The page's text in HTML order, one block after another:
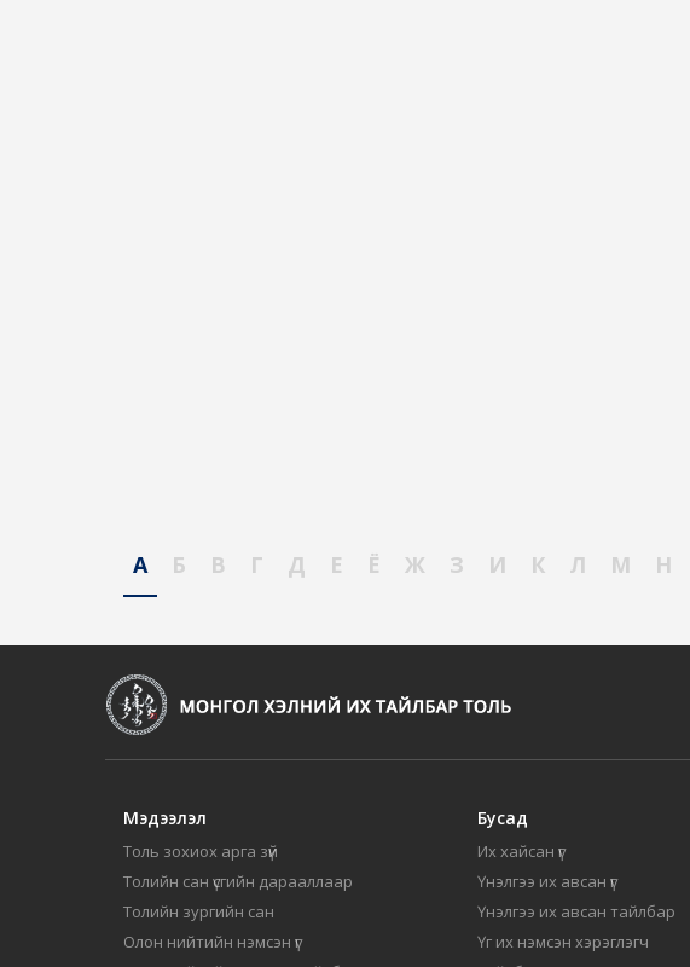
А Б В Г Д Е Ё Ж З И К Л М Н
Мэдээлэл
Толь зохиох арга зүй
Толийн сан үсгийн дарааллаар
Толийн зургийн сан
Олон нийтийн нэмсэн үг
Бусад
Их хайсан үг
Үнэлгээ их авсан үг
Үнэлгээ их авсан тайлбар
Үг их нэмсэн хэрэглэгч